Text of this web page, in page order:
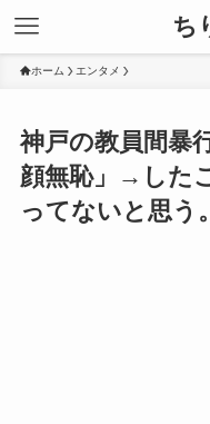
ち
ホーム エンタメ
神戸の教員間暴
顔無恥」→した
ってないと思う。